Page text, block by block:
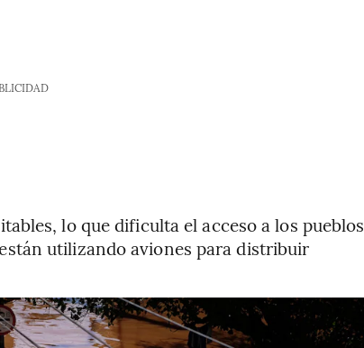
lo que dificulta el acceso a los pueblos
utilizando aviones para distribuir